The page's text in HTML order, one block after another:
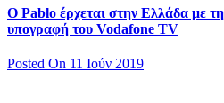
Ο Pablo έρχεται στην Ελλάδα με
υπογραφή του Vodafone TV
Posted On 11 Ιούν 2019